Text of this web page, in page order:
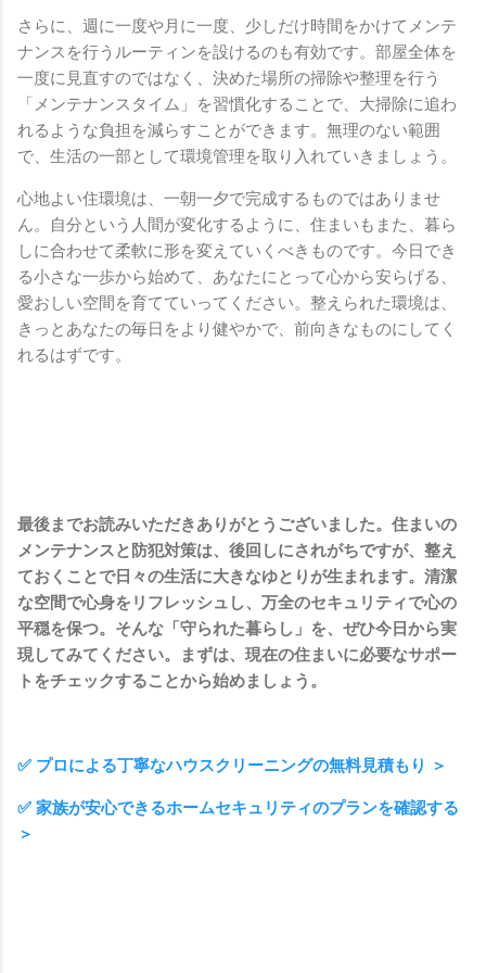
さらに、週に一度や月に一度、少しだけ時間をかけてメンテ
ナンスを行うルーティンを設けるのも有効です。部屋全体を
一度に見直すのではなく、決めた場所の掃除や整理を行う
「メンテナンスタイム」を習慣化することで、大掃除に追わ
れるような負担を減らすことができます。無理のない範囲
で、生活の一部として環境管理を取り入れていきましょう。
心地よい住環境は、一朝一夕で完成するものではありませ
ん。自分という人間が変化するように、住まいもまた、暮ら
しに合わせて柔軟に形を変えていくべきものです。今日でき
る小さな一歩から始めて、あなたにとって心から安らげる、
愛おしい空間を育てていってください。整えられた環境は、
きっとあなたの毎日をより健やかで、前向きなものにしてく
れるはずです。
最後までお読みいただきありがとうございました。住まいの
メンテナンスと防犯対策は、後回しにされがちですが、整え
ておくことで日々の生活に大きなゆとりが生まれます。清潔
な空間で心身をリフレッシュし、万全のセキュリティで心の
平穏を保つ。そんな「守られた暮らし」を、ぜひ今日から実
現してみてください。まずは、現在の住まいに必要なサポー
トをチェックすることから始めましょう。
✅ プロによる丁寧なハウスクリーニングの無料見積もり ＞
✅ 家族が安心できるホームセキュリティのプランを確認する
＞